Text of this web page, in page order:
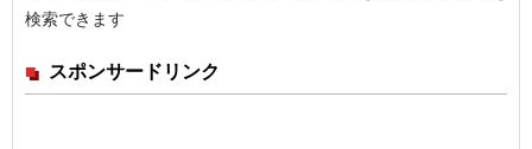
検索できます
スポンサードリンク